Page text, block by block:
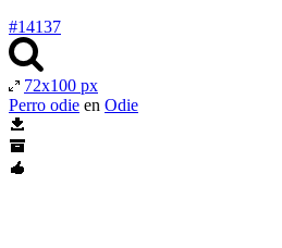
#14137
72x100 px
Perro odie en Odie